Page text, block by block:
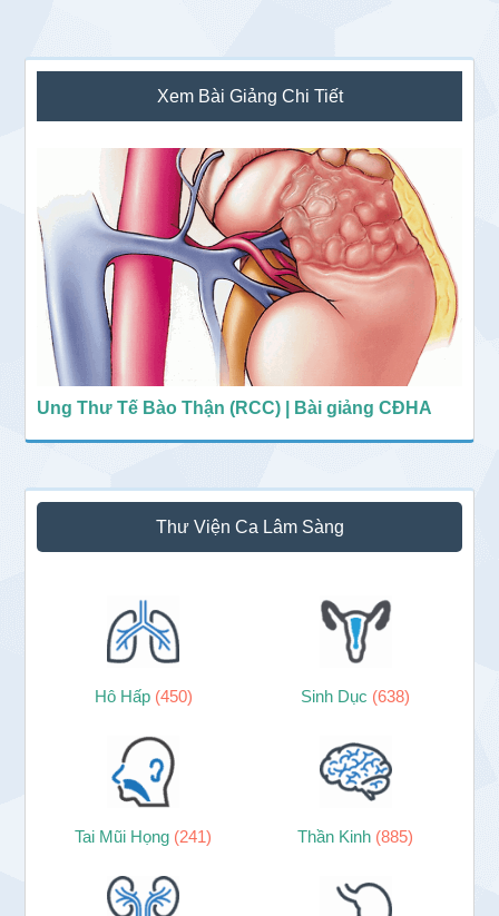
Sidebar
chính
Xem Bài Giảng Chi Tiết
Ung Thư Tế Bào Thận (RCC) | Bài giảng CĐHA
Thư Viện Ca Lâm Sàng
Hô Hấp (450) Sinh Dục (638)
Tai Mũi Họng (241) Thần Kinh (885)